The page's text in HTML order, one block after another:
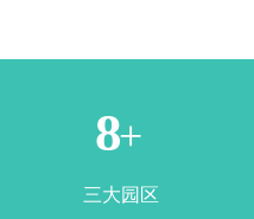
3+
三大园区